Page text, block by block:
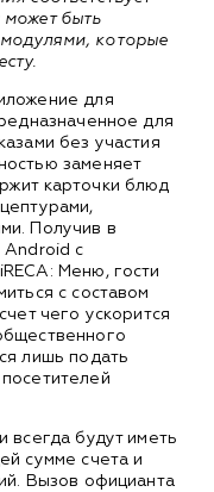
быть
которые
для
для
без участия
заменяет
карточки блюд
Получив в
Android с
Меню, гости
с составом
чего ускорится
лишь подать
всегда будут иметь
сумме счета и
Вызов официанта